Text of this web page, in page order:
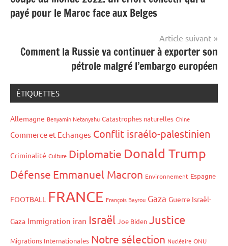
l’article
payé pour le Maroc face aux Belges
Article suivant
Comment la Russie va continuer à exporter son
pétrole malgré l’embargo européen
ÉTIQUETTES
Allemagne Benyamin Netanyahu Catastrophes naturelles Chine
Commerce et Echanges Conflit israélo-palestinien
Criminalité Culture Diplomatie Donald Trump
Défense Emmanuel Macron Environnement Espagne
FOOTBALL FRANCE François Bayrou Gaza Guerre Israël-
Gaza Immigration iran Israël Joe Biden Justice
Migrations Internationales Notre sélection Nucléaire ONU